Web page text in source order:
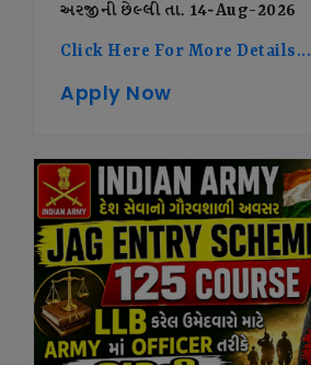
અરજીની છેલ્લી તા. 14-Aug-2026
Click Here For More Details...
Apply Now